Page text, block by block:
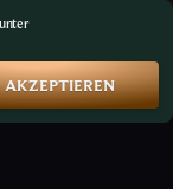
AKZEPTIEREN